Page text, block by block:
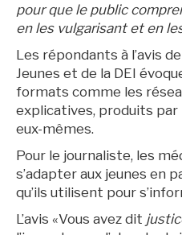
pour que le public
en les vulgarisant et en
Les répondants à l’avis
Jeunes et de la DEI
formats comme les
explicatives, produits par
eux-mêmes.
Pour le journaliste, les
s’adapter aux jeunes en
qu’ils utilisent pour
L’avis «Vous avez dit